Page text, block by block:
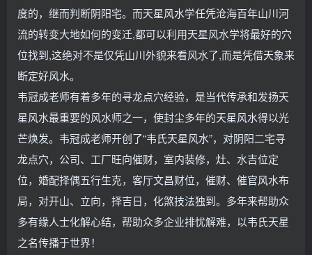
度的，继而判断阴阳宅。而天星风水学任凭沧海百年山川河
流的转变大地如何的变迁,都可以利用天星风水学将最好的穴
位找到,这绝对不是仅凭山川外貌来看风水了,而是凭借天象来
断定好风水。
韦冠成老师有着多年的寻龙点穴经验，是当代传承和发扬天
星风水最重要的风水师之一，使封尘多年的天星风水得以光
芒焕发。韦冠成老师开创了“韦氏天星风水”，对阴阳二宅寻
龙点穴，公司、工厂旺向催财，室内装修，灶、水吉位定
位，婚配择偶五行生克，客厅文昌财位，催财、催官风水布
局，对开山、立向，择吉日，化煞技法独到。多年来帮助众
多有缘人士化解心结，帮助众多企业排忧解难，以韦氏天星
之名传播于世界！